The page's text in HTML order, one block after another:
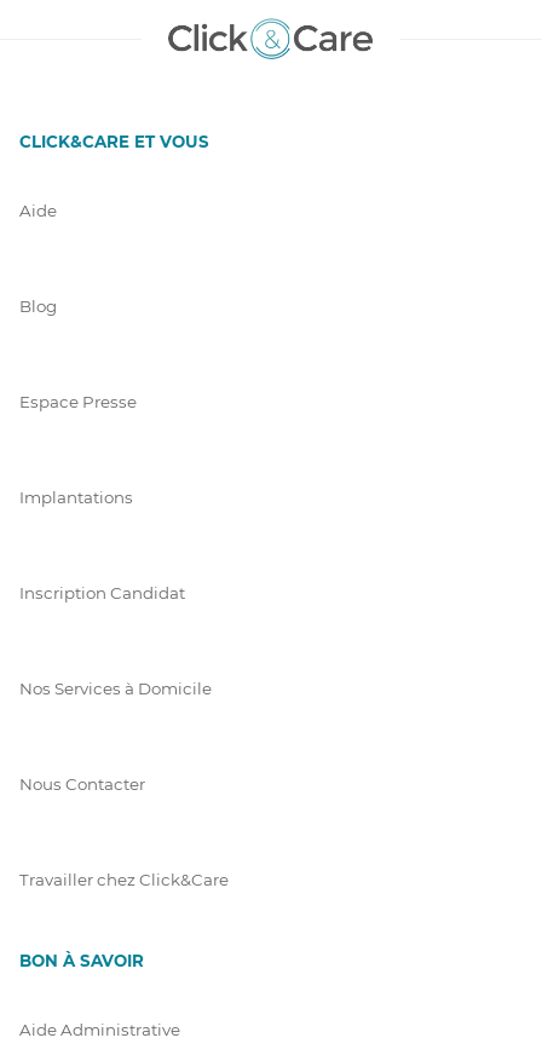
CLICK&CARE ET VOUS
Aide
Blog
Espace Presse
Implantations
Inscription Candidat
Nos Services à Domicile
Nous Contacter
Travailler chez Click&Care
BON À SAVOIR
Aide Administrative